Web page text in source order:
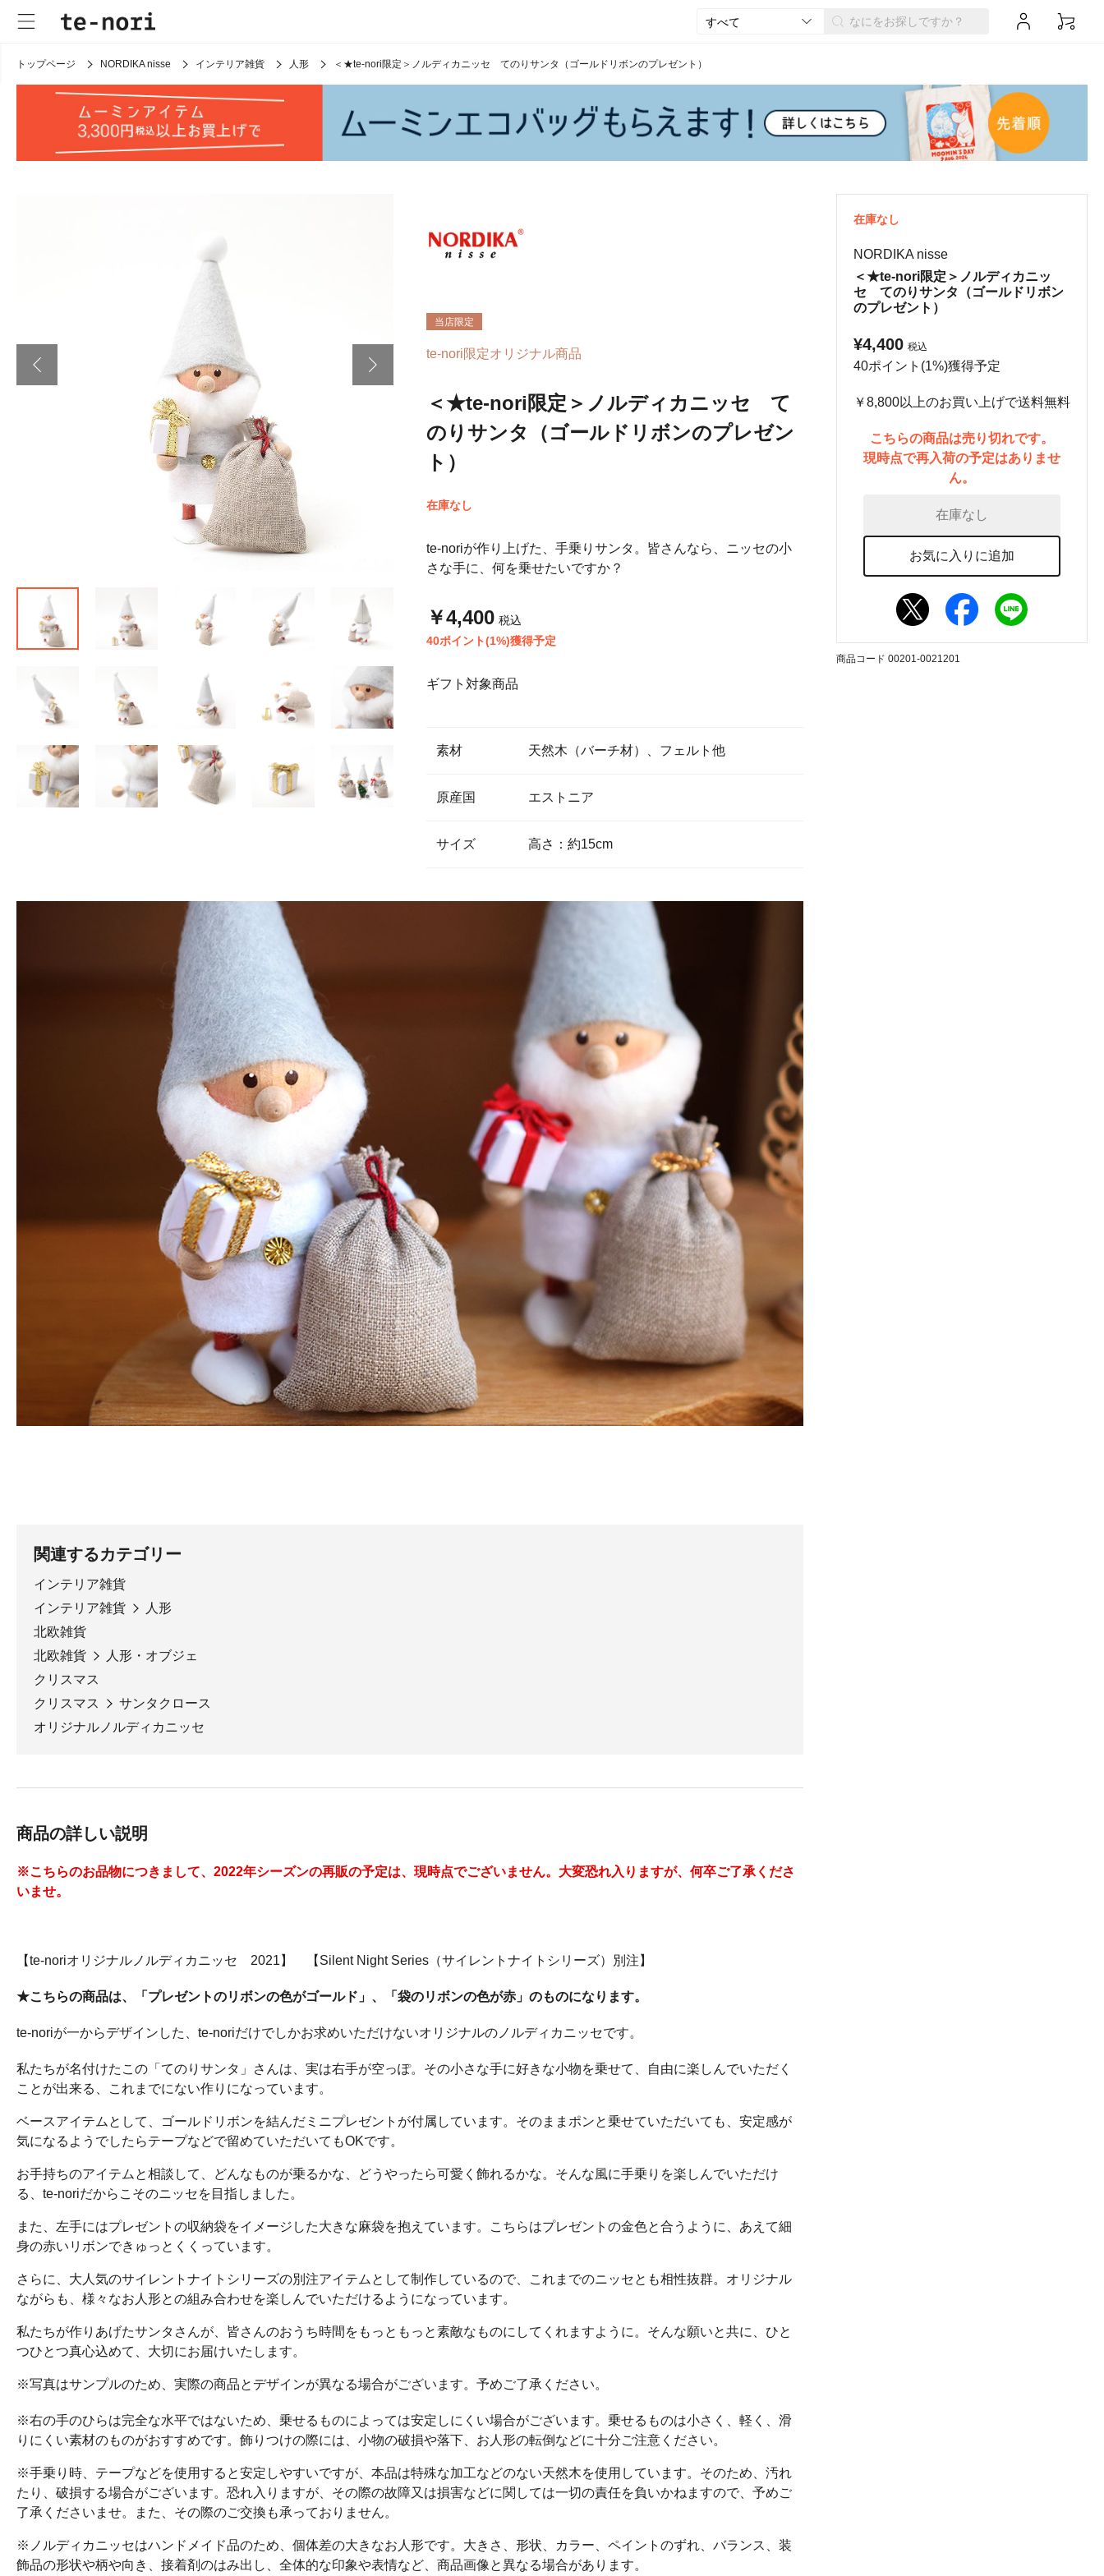
トップページ NORDIKA nisse インテリア雑貨 人形 ＜★te-nori限定＞ノルディカニッセ てのりサンタ（ゴールドリボンのプレゼント）
当店限定
te-nori限定オリジナル商品
＜★te-nori限定＞ノルディカニッセ て
のりサンタ（ゴールドリボンのプレゼン
ト）
在庫なし
te-noriが作り上げた、手乗りサンタ。皆さんなら、ニッセの小
さな手に、何を乗せたいですか？
￥4,400 税込
40ポイント(1%)獲得予定
ギフト対象商品
在庫なし
NORDIKA nisse
＜★te-nori限定＞ノルディカニッ
セ てのりサンタ（ゴールドリボン
のプレゼント）
¥4,400 税込
40ポイント(1%)獲得予定
￥8,800以上のお買い上げで送料無料
こちらの商品は売り切れです。
現時点で再入荷の予定はありませ
ん。
在庫なし
お気に入りに追加
商品コード 00201-0021201
素材 天然木（バーチ材）、フェルト他
原産国 エストニア
サイズ 高さ：約15cm
関連するカテゴリー
インテリア雑貨
インテリア雑貨
人形
北欧雑貨
北欧雑貨
人形・オブジェ
クリスマス
クリスマス
サンタクロース
オリジナルノルディカニッセ
商品の詳しい説明
※こちらのお品物につきまして、2022年シーズンの再販の予定は、現時点でございません。大変恐れ入りますが、何卒ご了承くださ
いませ。
【te-noriオリジナルノルディカニッセ 2021】 【Silent Night Series（サイレントナイトシリーズ）別注】
★こちらの商品は、「プレゼントのリボンの色がゴールド」、「袋のリボンの色が赤」のものになります。
te-noriが一からデザインした、te-noriだけでしかお求めいただけないオリジナルのノルディカニッセです。
私たちが名付けたこの「てのりサンタ」さんは、実は右手が空っぽ。その小さな手に好きな小物を乗せて、自由に楽しんでいただく
ことが出来る、これまでにない作りになっています。
ベースアイテムとして、ゴールドリボンを結んだミニプレゼントが付属しています。そのままポンと乗せていただいても、安定感が
気になるようでしたらテープなどで留めていただいてもOKです。
お手持ちのアイテムと相談して、どんなものが乗るかな、どうやったら可愛く飾れるかな。そんな風に手乗りを楽しんでいただけ
る、te-noriだからこそのニッセを目指しました。
また、左手にはプレゼントの収納袋をイメージした大きな麻袋を抱えています。こちらはプレゼントの金色と合うように、あえて細
身の赤いリボンできゅっとくくっています。
さらに、大人気のサイレントナイトシリーズの別注アイテムとして制作しているので、これまでのニッセとも相性抜群。オリジナル
ながらも、様々なお人形との組み合わせを楽しんでいただけるようになっています。
私たちが作りあげたサンタさんが、皆さんのおうち時間をもっともっと素敵なものにしてくれますように。そんな願いと共に、ひと
つひとつ真心込めて、大切にお届けいたします。
※写真はサンプルのため、実際の商品とデザインが異なる場合がございます。予めご了承ください。
※右の手のひらは完全な水平ではないため、乗せるものによっては安定しにくい場合がございます。乗せるものは小さく、軽く、滑
りにくい素材のものがおすすめです。飾りつけの際には、小物の破損や落下、お人形の転倒などに十分ご注意ください。
※手乗り時、テープなどを使用すると安定しやすいですが、本品は特殊な加工などのない天然木を使用しています。そのため、汚れ
たり、破損する場合がございます。恐れ入りますが、その際の故障又は損害などに関しては一切の責任を負いかねますので、予めご
了承くださいませ。また、その際のご交換も承っておりません。
※ノルディカニッセはハンドメイド品のため、個体差の大きなお人形です。大きさ、形状、カラー、ペイントのずれ、バランス、装
飾品の形状や柄や向き、接着剤のはみ出し、全体的な印象や表情など、商品画像と異なる場合があります。